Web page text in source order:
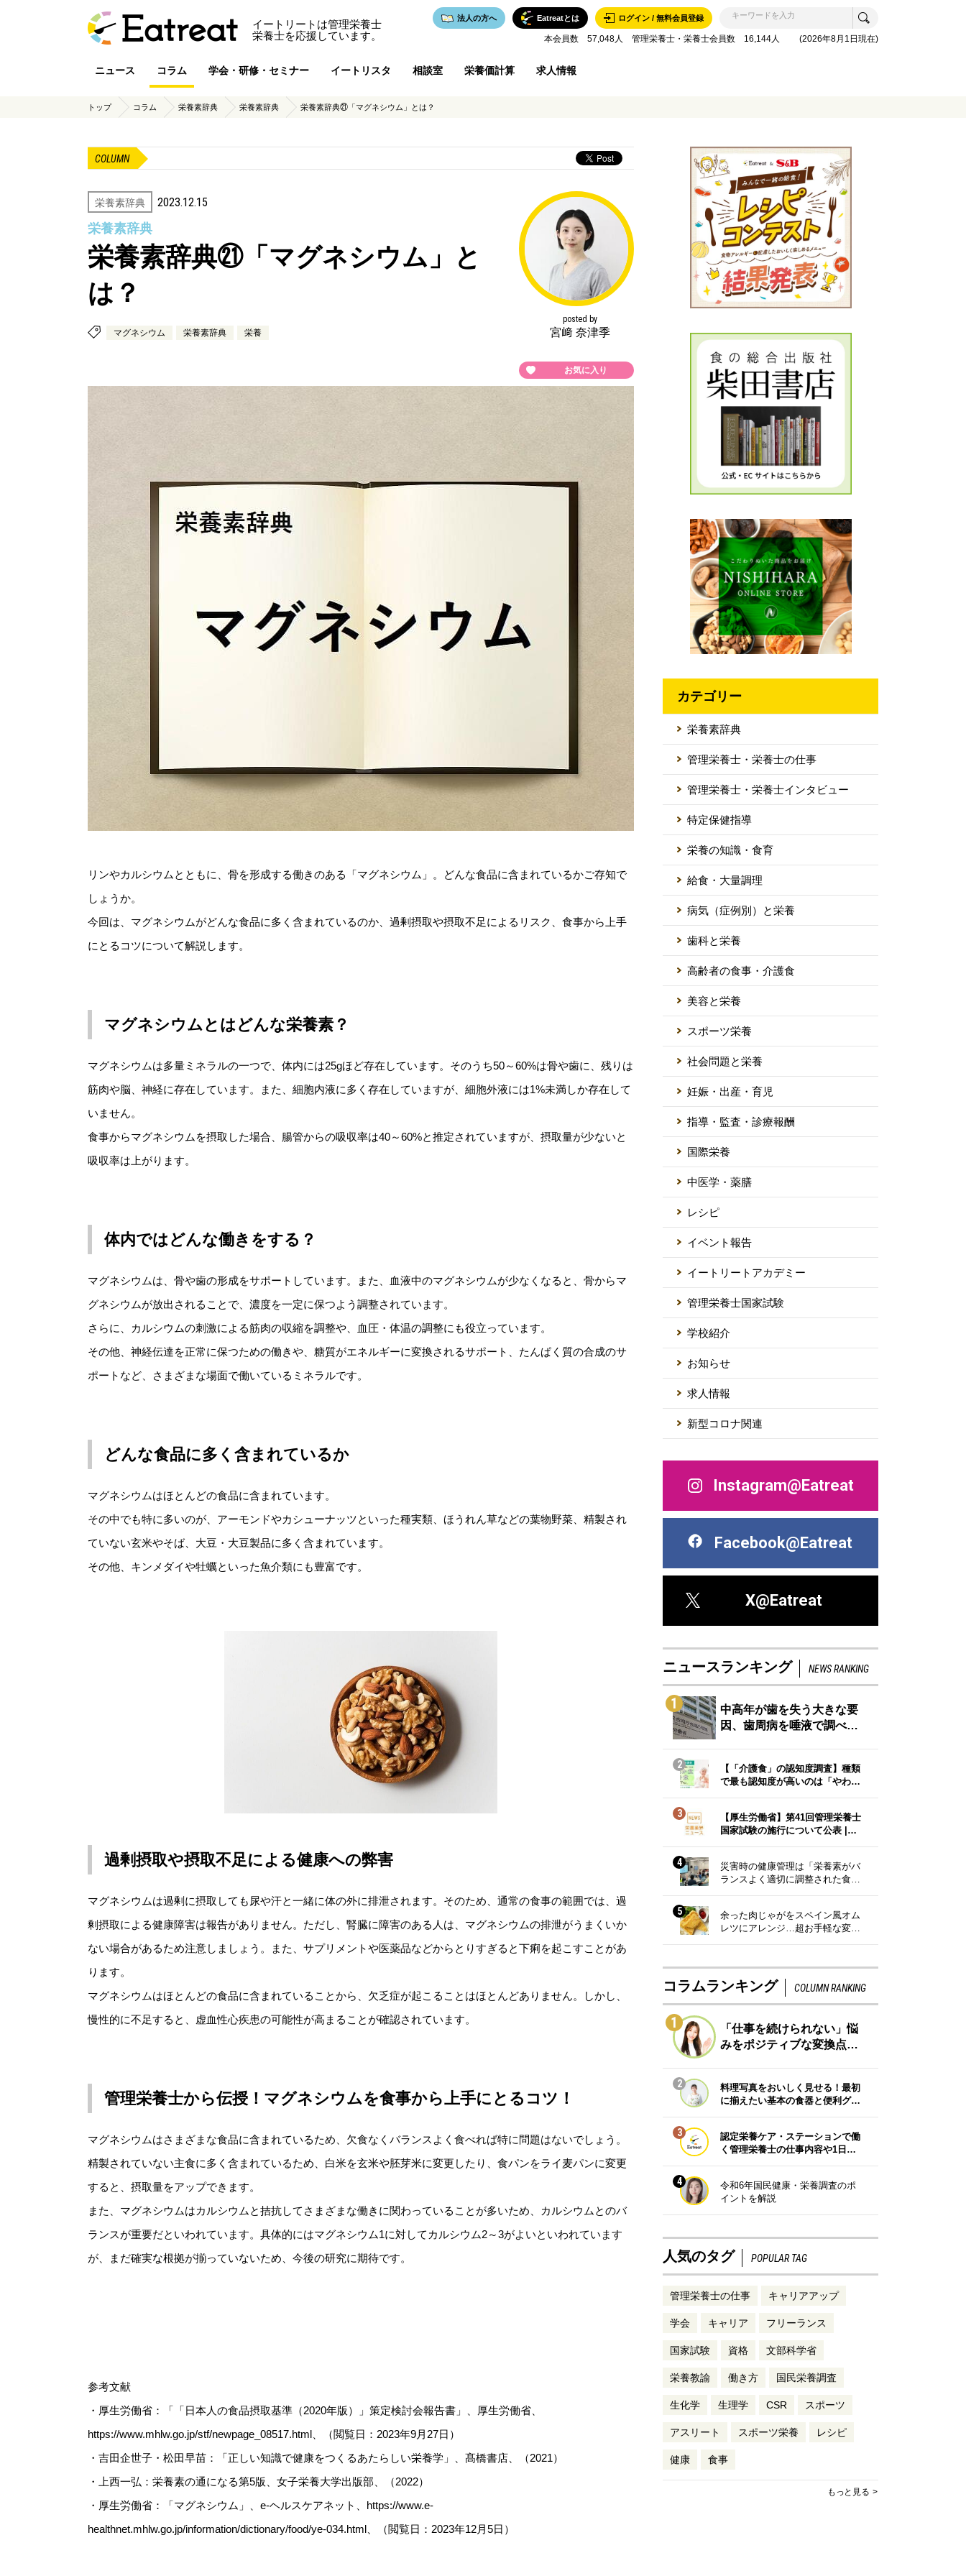
イートリートは管理栄養士
栄養士を応援しています。
ログイン / 無料会員登録
Eatreatとは
法人の方へ
本会員数 57,048人 管理栄養士・栄養士会員数 16,144人 (2026年8月1日現在)
ニュース コラム 学会・研修・セミナー イートリスタ 相談室 栄養価計算 求人情報
トップ コラム 栄養素辞典 栄養素辞典 栄養素辞典㉑「マグネシウム」とは？
COLUMN
栄養素辞典 2023.12.15
栄養素辞典
栄養素辞典㉑「マグネシウム」と
は？
マグネシウム 栄養素辞典 栄養
posted by
宮﨑 奈津季
お気に入り
リンやカルシウムとともに、骨を形成する働きのある「マグネシウム」。どんな食品に含まれているかご存知で
しょうか。
今回は、マグネシウムがどんな食品に多く含まれているのか、過剰摂取や摂取不足によるリスク、食事から上手
にとるコツについて解説します。
マグネシウムとはどんな栄養素？
マグネシウムは多量ミネラルの一つで、体内には25gほど存在しています。そのうち50～60%は骨や歯に、残りは
筋肉や脳、神経に存在しています。また、細胞内液に多く存在していますが、細胞外液には1%未満しか存在して
いません。
食事からマグネシウムを摂取した場合、腸管からの吸収率は40～60%と推定されていますが、摂取量が少ないと
吸収率は上がります。
体内ではどんな働きをする？
マグネシウムは、骨や歯の形成をサポートしています。また、血液中のマグネシウムが少なくなると、骨からマ
グネシウムが放出されることで、濃度を一定に保つよう調整されています。
さらに、カルシウムの刺激による筋肉の収縮を調整や、血圧・体温の調整にも役立っています。
その他、神経伝達を正常に保つための働きや、糖質がエネルギーに変換されるサポート、たんぱく質の合成のサ
ポートなど、さまざまな場面で働いているミネラルです。
どんな食品に多く含まれているか
マグネシウムはほとんどの食品に含まれています。
その中でも特に多いのが、アーモンドやカシューナッツといった種実類、ほうれん草などの葉物野菜、精製され
ていない玄米やそば、大豆・大豆製品に多く含まれています。
その他、キンメダイや牡蠣といった魚介類にも豊富です。
過剰摂取や摂取不足による健康への弊害
マグネシウムは過剰に摂取しても尿や汗と一緒に体の外に排泄されます。そのため、通常の食事の範囲では、過
剰摂取による健康障害は報告がありません。ただし、腎臓に障害のある人は、マグネシウムの排泄がうまくいか
ない場合があるため注意しましょう。また、サプリメントや医薬品などからとりすぎると下痢を起こすことがあ
ります。
マグネシウムはほとんどの食品に含まれていることから、欠乏症が起こることはほとんどありません。しかし、
慢性的に不足すると、虚血性心疾患の可能性が高まることが確認されています。
管理栄養士から伝授！マグネシウムを食事から上手にとるコツ！
マグネシウムはさまざまな食品に含まれているため、欠食なくバランスよく食べれば特に問題はないでしょう。
精製されていない主食に多く含まれているため、白米を玄米や胚芽米に変更したり、食パンをライ麦パンに変更
すると、摂取量をアップできます。
また、マグネシウムはカルシウムと拮抗してさまざまな働きに関わっていることが多いため、カルシウムとのバ
ランスが重要だといわれています。具体的にはマグネシウム1に対してカルシウム2～3がよいといわれています
が、まだ確実な根拠が揃っていないため、今後の研究に期待です。
参考文献
・厚生労働省：「「日本人の食品摂取基準（2020年版）」策定検討会報告書」、厚生労働省、
https://www.mhlw.go.jp/stf/newpage_08517.html、（閲覧日：2023年9月27日）
・吉田企世子・松田早苗：「正しい知識で健康をつくるあたらしい栄養学」、髙橋書店、（2021）
・上西一弘：栄養素の通になる第5版、女子栄養大学出版部、（2022）
・厚生労働省：「マグネシウム」、e-ヘルスケアネット、https://www.e-
healthnet.mhlw.go.jp/information/dictionary/food/ye-034.html、（閲覧日：2023年12月5日）
カテゴリー
栄養素辞典
管理栄養士・栄養士の仕事
管理栄養士・栄養士インタビュー
特定保健指導
栄養の知識・食育
給食・大量調理
病気（症例別）と栄養
歯科と栄養
高齢者の食事・介護食
美容と栄養
スポーツ栄養
社会問題と栄養
妊娠・出産・育児
指導・監査・診療報酬
国際栄養
中医学・薬膳
レシピ
イベント報告
イートリートアカデミー
管理栄養士国家試験
学校紹介
お知らせ
求人情報
新型コロナ関連
Instagram@Eatreat
Facebook@Eatreat
X@Eatreat
ニュースランキング NEWS RANKING
1
中高年が歯を失う大きな要
因、歯周病を唾液で調べ…
2
【「介護食」の認知度調査】種類
で最も認知度が高いのは「やわ…
3
【厚生労働省】第41回管理栄養士
国家試験の施行について公表 |…
4
災害時の健康管理は「栄養素がバ
ランスよく適切に調整された食…
5
余った肉じゃがをスペイン風オム
レツにアレンジ…超お手軽な変…
コラムランキング COLUMN RANKING
1
「仕事を続けられない」悩
みをポジティブな変換点…
2
料理写真をおいしく見せる！最初
に揃えたい基本の食器と便利グ…
3
認定栄養ケア・ステーションで働
く管理栄養士の仕事内容や1日…
4
令和6年国民健康・栄養調査のポ
イントを解説
人気のタグ POPULAR TAG
管理栄養士の仕事 キャリアアップ
学会 キャリア フリーランス
国家試験 資格 文部科学省
栄養教諭 働き方 国民栄養調査
生化学 生理学 CSR スポーツ
アスリート スポーツ栄養 レシピ
健康 食事
もっと見る